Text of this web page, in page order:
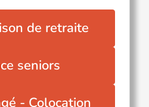
(64400)
de retraite
seniors
- Colocation